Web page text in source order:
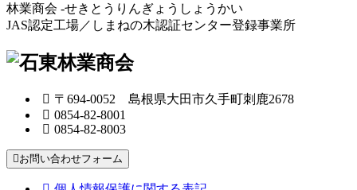
林業商会 -せきとうりんぎょうしょうかい
JAS認定工場／しまねの木認証センター登録事業所
〒694-0052 島根県大田市久手町刺鹿2678
0854-82-8001
0854-82-8003
お問い合わせフォーム